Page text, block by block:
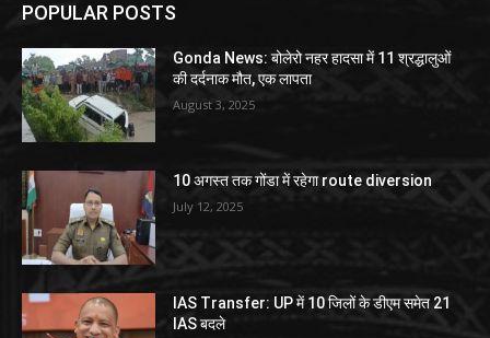
POPULAR POSTS
Gonda News: बोलेरो नहर हादसा में 11 श्रद्धालुओं
की दर्दनाक मौत, एक लापता
August 3, 2025
10 अगस्त तक गोंडा में रहेगा route diversion
July 12, 2025
IAS Transfer: UP में 10 जिलों के डीएम समेत 21
IAS बदले